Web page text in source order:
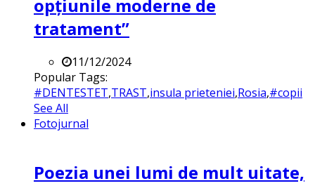
opțiunile moderne de
tratament”
11/12/2024
Popular Tags:
#DENTESTET,TRAST,insula prieteniei,Rosia,#copii
See All
Fotojurnal
Poezia unei lumi de mult uitate,